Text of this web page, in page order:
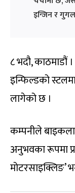
इन्जिन र गुगल
८ भदौ, काठमाडौं
इन्फिल्डको
लागेको छ ।
कम्पनीले
अनुभवका रूपमा
मोटरसाइक्लिङ’